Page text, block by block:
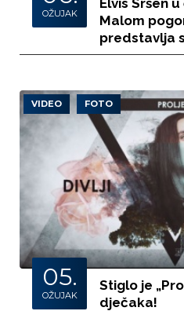
OŽUJAK
Elvis Sršen
Malom
predstavlja
VIDEO FOTO
05.
OŽUJAK
Stiglo je
dječaka!